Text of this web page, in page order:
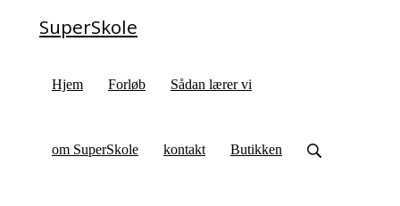
SuperSkole
Hjem Forløb Sådan lærer vi
om SuperSkole kontakt Butikken